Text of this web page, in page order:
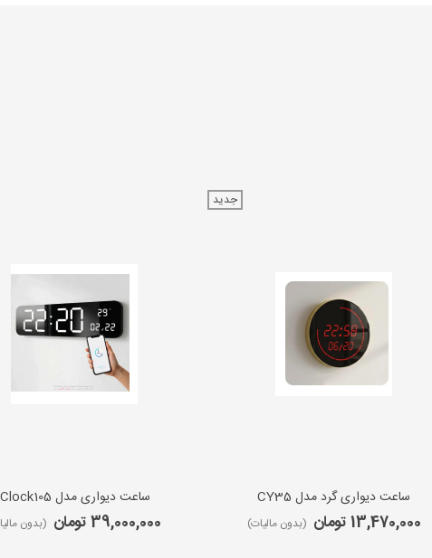
جدید
ساعت دیواری گرد مدل CY35
13,470,000 تومان (بدون مالیات)
ساعت دیواری مدل iClock105
39,000,000 تومان (بدون